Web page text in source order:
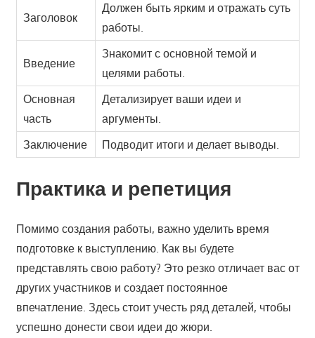
Заголовок
Должен быть ярким и отражать суть
работы.
Введение
Знакомит с основной темой и
целями работы.
Основная
часть
Детализирует ваши идеи и
аргументы.
Заключение
Подводит итоги и делает выводы.
Практика и репетиция
Помимо создания работы, важно уделить время
подготовке к выступлению. Как вы будете
представлять свою работу? Это резко отличает вас от
других участников и создает постоянное
впечатление. Здесь стоит учесть ряд деталей, чтобы
успешно донести свои идеи до жюри.